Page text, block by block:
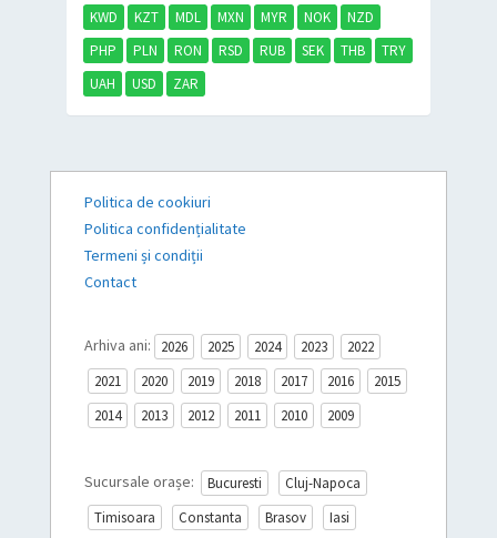
KWD
KZT MDL MXN MYR NOK
NZD
PHP
PLN RON RSD RUB SEK THB
TRY
UAH
USD ZAR
Politica de cookiuri
Politica confidențialitate
Termeni și condiții
Contact
Arhiva ani: 2026 2025 2024 2023
2022
2021
2020 2019 2018 2017 2016
2015
2014
2013 2012 2011 2010 2009
Sucursale orașe: Bucuresti
Cluj-Napoca
Timisoara
Constanta Brasov Iasi